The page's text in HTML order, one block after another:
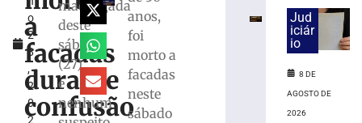
o
2
8
,
2
0
2
a
facadas
durante
confusão
madrugada
deste
sábado
(27)
e
nenhum
anos,
foi
morto a
facadas
neste
sábado
exige
transferências
bancárias
apresentar
Jud
iciár
io
8 DE
AGOSTO DE
2026